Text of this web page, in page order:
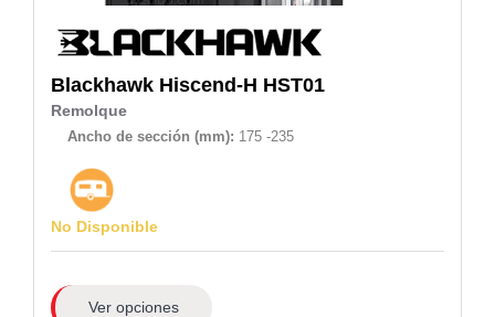
Blackhawk Hiscend-H HST01
Remolque
Ancho de sección (mm): 175 -235
No Disponible
Ver opciones